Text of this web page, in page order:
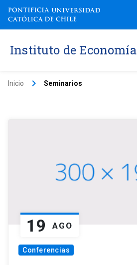
Instituto de Economía
Inicio keyboard_arrow_right Seminarios
19 AGO
Conferencias